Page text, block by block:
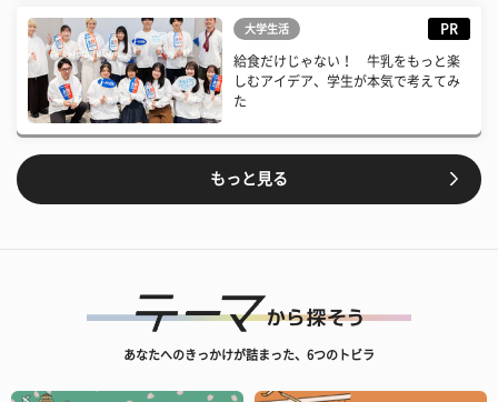
大学生活 PR
給食だけじゃない！ 牛乳をもっと楽
しむアイデア、学生が本気で考えてみ
た
もっと見る
あなたへのきっかけが詰まった、6つのトビラ